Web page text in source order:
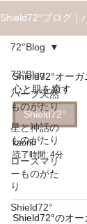
Shield72°ブログ｜
72°Blog
ハーブ天然
ものがたり
星と神話の
ものがたり
ローズマリ
ーものがた
り
Shield72°
72°Blog
Shield72°オー
心と肌を癒す
Shield72°
kaorin
読了時間: 4分
Shield72°のオ